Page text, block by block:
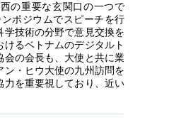
の重要な玄関口の一つで
ポジウムでスピーチを行
技術の分野で意見交換を
るベトナムのデジタルト
会の会長も、大使と共に業
・ヒウ大使の九州訪問を
力を重要視しており、近い